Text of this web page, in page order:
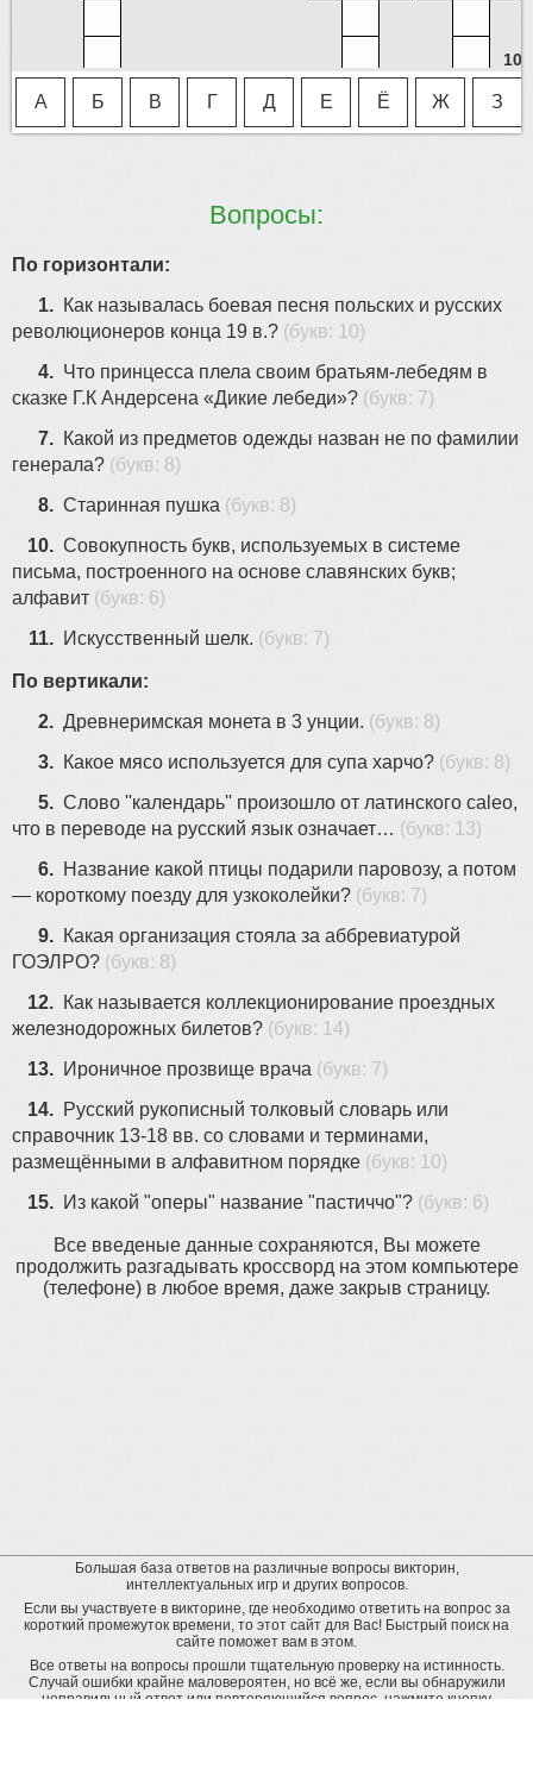
А Б В Г Д Е Ё Ж З
10
13
Вопросы:
По горизонтали:
1. Как называлась боевая песня польских и русских
революционеров конца 19 в.? (букв: 10)
4. Что принцесса плела своим братьям-лебедям в
сказке Г.К Андерсена «Дикие лебеди»? (букв: 7)
7. Какой из предметов одежды назван не по фамилии
генерала? (букв: 8)
8. Старинная пушка (букв: 8)
10. Совокупность букв, используемых в системе
письма, построенного на основе славянских букв;
алфавит (букв: 6)
11. Искусственный шелк. (букв: 7)
По вертикали:
2. Древнеримская монета в 3 унции. (букв: 8)
3. Какое мясо используется для супа харчо? (букв: 8)
5. Слово ''календарь'' произошло от латинского caleo,
что в переводе на русский язык означает… (букв: 13)
6. Название какой птицы подарили паровозу, а потом
— короткому поезду для узкоколейки? (букв: 7)
9. Какая организация стояла за аббревиатурой
ГОЭЛРО? (букв: 8)
12. Как называется коллекционирование проездных
железнодорожных билетов? (букв: 14)
13. Ироничное прозвище врача (букв: 7)
14. Русский рукописный толковый словарь или
справочник 13-18 вв. со словами и терминами,
размещёнными в алфавитном порядке (букв: 10)
15. Из какой "оперы" название "пастиччо"? (букв: 6)
Все введеные данные сохраняются, Вы можете
продолжить разгадывать кроссворд на этом компьютере
(телефоне) в любое время, даже закрыв страницу.
Большая база ответов на различные вопросы викторин,
интеллектуальных игр и других вопросов.
Если вы участвуете в викторине, где необходимо ответить на вопрос за
короткий промежуток времени, то этот сайт для Вас! Быстрый поиск на
сайте поможет вам в этом.
Все ответы на вопросы прошли тщательную проверку на истинность.
Случай ошибки крайне маловероятен, но всё же, если вы обнаружили
неправильный ответ или повторяющийся вопрос, нажмите кнопку